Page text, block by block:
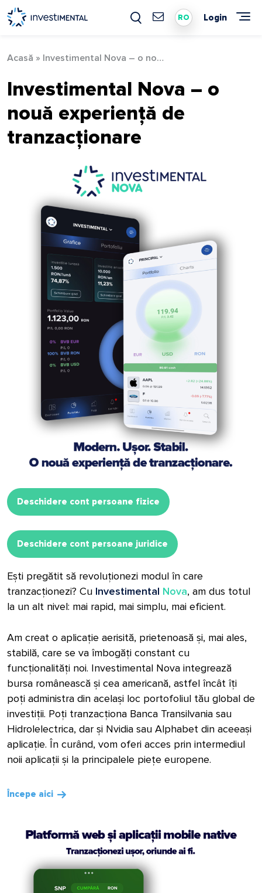
Skip
to
content
RO Login
Acasă » Investimental Nova – o nouă experiență de tranzacționare
Investimental Nova – o
nouă experiență de
tranzacționare
Deschidere cont persoane fizice
Deschidere cont persoane juridice
Ești pregătit să revoluționezi modul în care
tranzacționezi? Cu Investimental Nova, am dus totul
la un alt nivel: mai rapid, mai simplu, mai eficient.
Am creat o aplicație aerisită, prietenoasă și, mai ales,
stabilă, care se va îmbogăți constant cu
funcționalități noi. Investimental Nova integrează
bursa românească și cea americană, astfel încât îți
poți administra din același loc portofoliul tău global de
investiții. Poți tranzacționa Banca Transilvania sau
Hidrolelectrica, dar și Nvidia sau Alphabet din aceeași
aplicație. În curând, vom oferi acces prin intermediul
noii aplicații și la principalele piețe europene.
Începe aici